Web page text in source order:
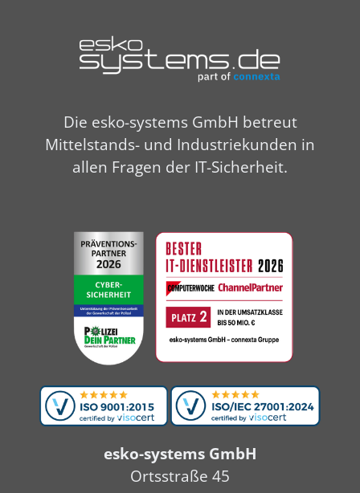
Die esko-systems GmbH betreut
Mittelstands- und Industriekunden in
allen Fragen der IT-Sicherheit.
esko-systems GmbH
Ortsstraße 45